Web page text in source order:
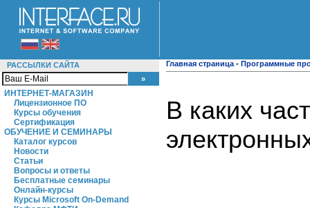
РАССЫЛКИ САЙТА
ИНТЕРНЕТ-МАГАЗИН
Лицензионное ПО
Курсы обучения
Сертификация
ОБУЧЕНИЕ И СЕМИНАРЫ
Каталог курсов
Новости
Статьи
Вопросы и ответы
Бесплатные семинары
Онлайн-курсы
Курсы Microsoft On-Demand
Главная страница - Программные
В каких